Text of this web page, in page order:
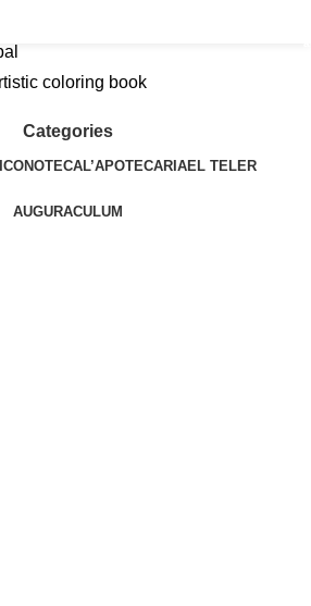
coloring book
Categories
L’APOTECARIAEL TELER
AUGURACULUM